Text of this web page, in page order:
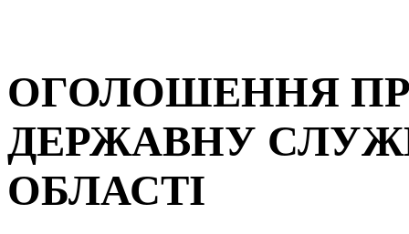
ОГОЛОШЕННЯ
ДЕРЖАВНУ
ОБЛАСТІ